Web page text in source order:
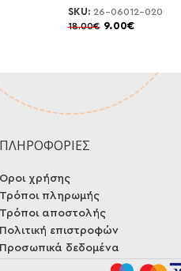
SKU: 26-06012-020
18.00€ 9.00€
ΠΛΗΡΟΦΟΡΙΕΣ
χρήσης
Τρόποι πληρωμής
Τρόποι αποστολής
Πολιτική επιστροφών
Προσωπικά δεδομένα